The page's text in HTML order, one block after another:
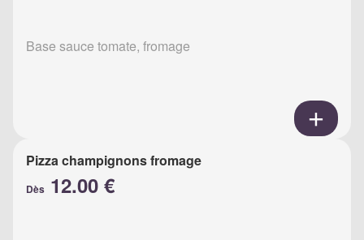
Base sauce tomate, fromage
Pizza champignons fromage
Dès 12.00 €